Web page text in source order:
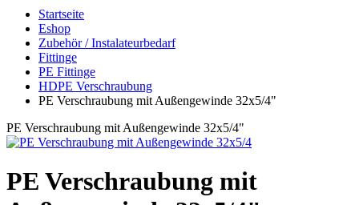
Startseite
Eshop
Zubehör / Instalateurbedarf
Fittinge
PE Fittinge
HDPE Verschraubung
PE Verschraubung mit Außengewinde 32x5/4"
PE Verschraubung mit Außengewinde 32x5/4"
PE Verschraubung mit